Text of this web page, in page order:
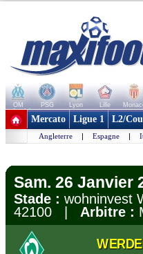
OM PSG Lyon Lille
+ de clubs
Mercato Ligue 1 L2/
Angleterre | Espagne |
Sam. 26 Janvier
Stade : wohninvest
42100 | Arbitre :